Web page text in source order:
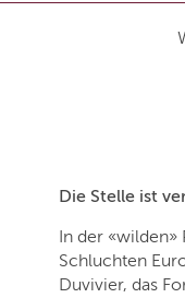
Die Stelle ist
In der «wilden»
Schluchten
Duvivier, das